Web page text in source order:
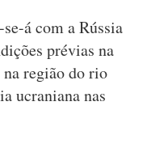
á com a Rússia
prévias na
região do rio
ucraniana nas